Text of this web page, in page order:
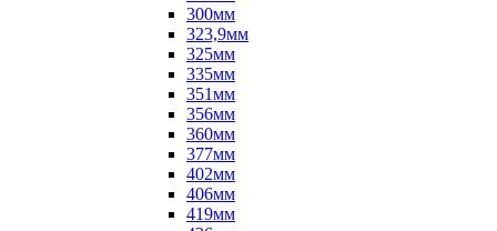
300мм
323,9мм
325мм
335мм
351мм
356мм
360мм
377мм
402мм
406мм
419мм